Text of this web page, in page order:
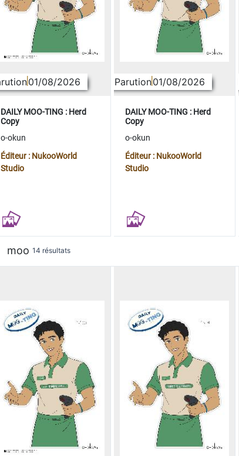
01/08/2026
DAILY MOO-TING : Herd
Copy
o-okun
Éditeur : NukooWorld
Studio
Parution01/08/2026
DAILY MOO-TING : Herd
Copy
o-okun
Éditeur : NukooWorld
Studio
moo 14 résultats